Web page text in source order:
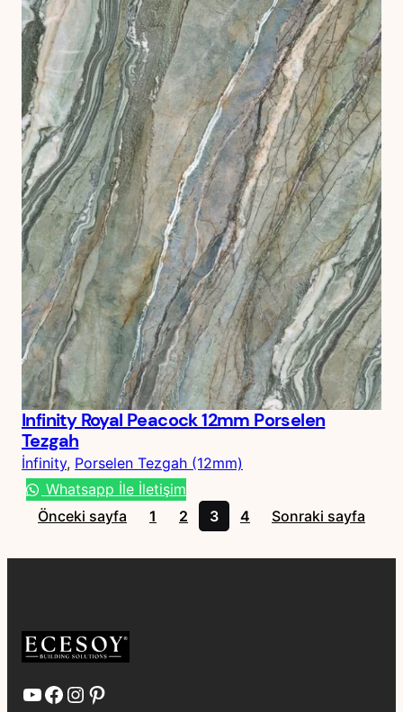
Infinity Royal Peacock 12mm Porselen
Tezgah
İnfinity, Porselen Tezgah (12mm)
Whatsapp İle İletişim
Önceki sayfa
1 2 3 4 Sonraki sayfa
YouTube Facebook Instagram Pinterest